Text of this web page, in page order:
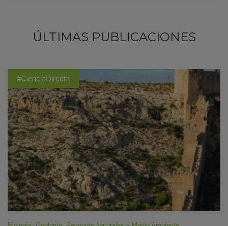
ÚLTIMAS PUBLICACIONES
#CienciaDirecta